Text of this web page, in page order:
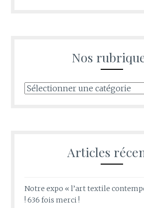
Nos
Nos
Articles
Notre expo « l’art textile
! 636 fois merci !